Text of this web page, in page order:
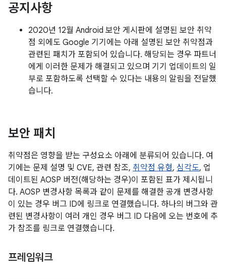
공지사항
2020년 12월 Android 보안 게시판에 설명된 보안 취약
점 외에도 Google 기기에는 아래 설명된 보안 취약점과
관련된 패치가 포함되어 있습니다. 해당되는 경우 파트너
에게 이러한 문제가 해결되고 있으며 기기 업데이트의 일
부로 포함하도록 선택할 수 있다는 내용의 알림을 전달했
습니다.
보안 패치
취약점은 영향을 받는 구성요소 아래에 분류되어 있습니다. 여
기에는 문제 설명 및 CVE, 관련 참조, 취약점 유형, 심각도, 업
데이트된 AOSP 버전(해당하는 경우)이 포함된 표가 제시됩니
다. AOSP 변경사항 목록과 같이 문제를 해결한 공개 변경사항
이 있는 경우 버그 ID에 링크로 연결했습니다. 하나의 버그와 관
련된 변경사항이 여러 개인 경우 버그 ID 다음에 오는 번호에 추
가 참조를 링크로 연결했습니다.
프레임워크